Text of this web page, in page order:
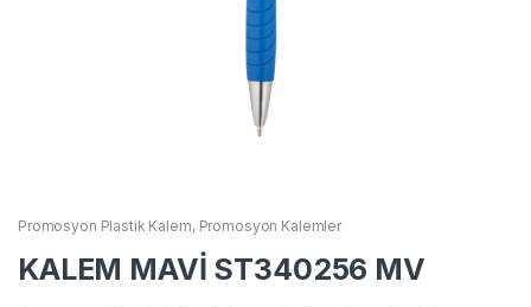
Promosyon Plastik Kalem, Promosyon Kalemler
KALEM MAVİ ST340256 MV